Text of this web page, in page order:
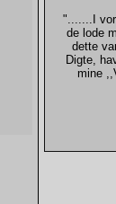
".......I
de lode
dette
Digte,
mine